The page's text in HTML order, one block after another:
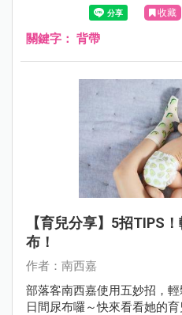
收藏
關鍵字： 背帶
【育兒分享】5招TIPS
布！
作者：南西嘉
部落客南西嘉使用五妙招，
日間尿布囉～快來看看她的育